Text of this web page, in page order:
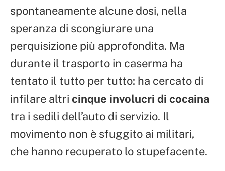
spontaneamente alcune dosi, nella
speranza di scongiurare una
perquisizione più approfondita. Ma
durante il trasporto in caserma ha
tentato il tutto per tutto: ha cercato di
infilare altri cinque involucri di cocaina
tra i sedili dell’auto di servizio. Il
movimento non è sfuggito ai militari,
che hanno recuperato lo stupefacente.